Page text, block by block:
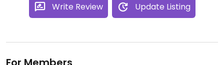
Write Review Update Listing